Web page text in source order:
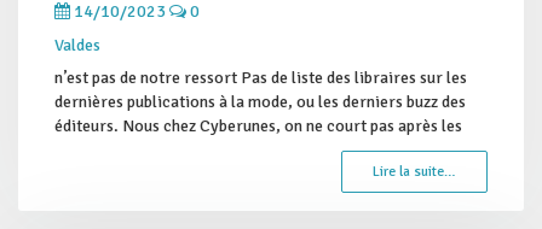
14/10/2023
0
Valdes
n’est pas de notre ressort Pas de liste des libraires sur les
dernières publications à la mode, ou les derniers buzz des
éditeurs. Nous chez Cyberunes, on ne court pas après les
Lire la suite…